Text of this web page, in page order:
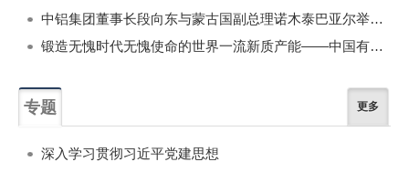
中铝集团董事长段向东与蒙古国副总理诺木泰巴亚尔举行会谈
锻造无愧时代无愧使命的世界一流新质产能——中国有色金属工业的战略应对与破局之道（二）
专题 更多
深入学习贯彻习近平党建思想